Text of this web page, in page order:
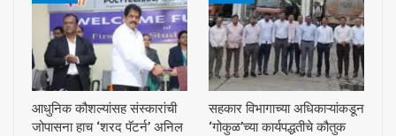
आधुनिक कौशल्यांसह संस्कारांची
जोपासना हाच ‘शरद पॅटर्न’ अनिल
सहकार विभागाच्या अधिकाऱ्यांकडून
‘गोकुळ’च्या कार्यपद्धतीचे कौतुक